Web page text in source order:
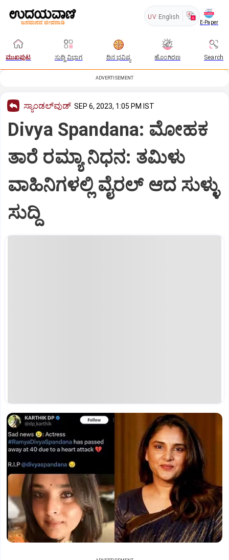
UV English
E-Paper
ಮುಖಪುಟ ಸುದ್ದಿ ವಿಭಾಗ ದಿನ ಭವಿಷ್ಯ ಹೊಂಗಿರಣ Search
ADVERTISEMENT
ಸ್ಯಾಂಡಲ್‌ವುಡ್‌ SEP 6, 2023, 1:05 PM IST
Divya Spandana: ಮೋಹಕ
ತಾರೆ ರಮ್ಯಾ ನಿಧನ: ತಮಿಳು
ವಾಹಿನಿಗಳಲ್ಲಿ ವೈರಲ್ ಆದ ಸುಳ್ಳು
ಸುದ್ದಿ